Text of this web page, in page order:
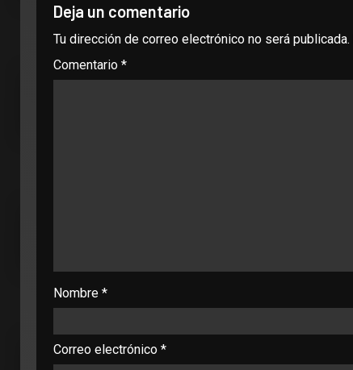
Deja un comentario
Tu dirección de correo electrónico no será publicada.
Comentario *
Nombre *
Correo electrónico *